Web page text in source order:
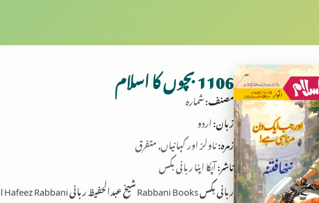
1106 بچوں کا اسلام
مصنف:شمارہ
زبان:اردو
زمرہ:ناولز اور کہانیاں, متفرق
ناشر:آپکا اپنا ربانی بکس
ربانی بکس Rabbani Books شیخ عبدالحفیظ ربانی Sheikh Abdul Hafeez Rabbani